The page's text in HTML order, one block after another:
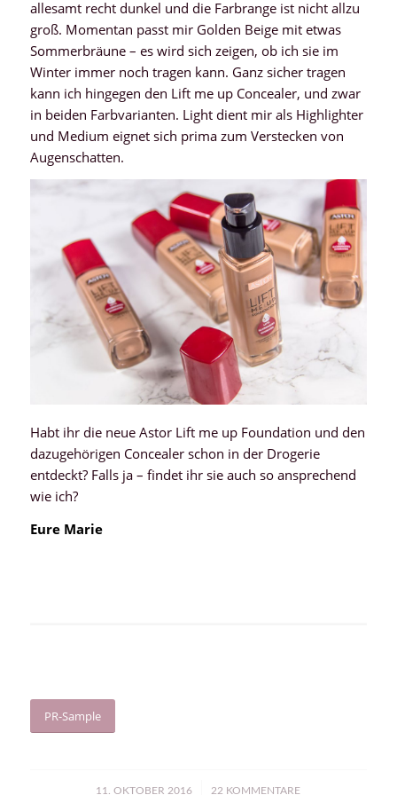
allesamt recht dunkel und die Farbrange ist nicht allzu
groß. Momentan passt mir Golden Beige mit etwas
Sommerbräune – es wird sich zeigen, ob ich sie im
Winter immer noch tragen kann. Ganz sicher tragen
kann ich hingegen den Lift me up Concealer, und zwar
in beiden Farbvarianten. Light dient mir als Highlighter
und Medium eignet sich prima zum Verstecken von
Augenschatten.
Habt ihr die neue Astor Lift me up Foundation und den
dazugehörigen Concealer schon in der Drogerie
entdeckt? Falls ja – findet ihr sie auch so ansprechend
wie ich?
Eure Marie
PR-Sample
11. OKTOBER 2016
/ 22 KOMMENTARE